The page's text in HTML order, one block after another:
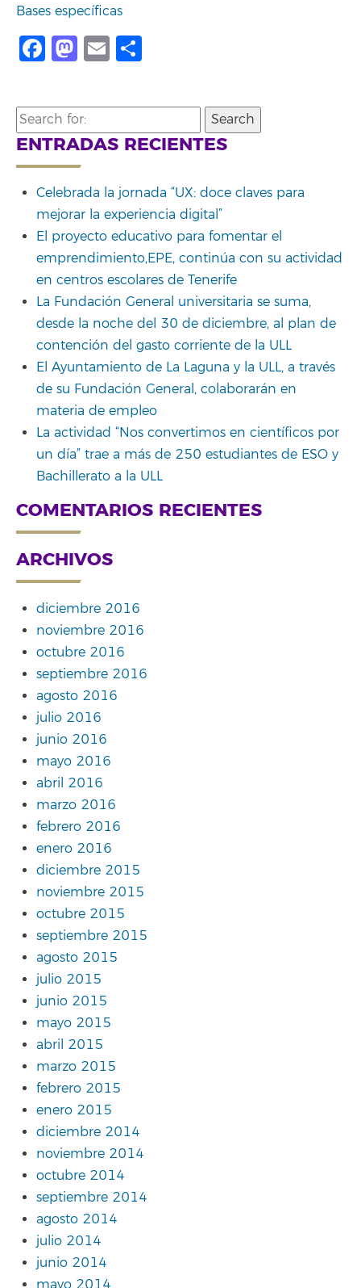
Bases específicas
Facebook
Mastodon
Email
Search
for:
ENTRADAS RECIENTES
Celebrada la jornada “UX: doce claves para
mejorar la experiencia digital”
El proyecto educativo para fomentar el
emprendimiento,EPE, continúa con su actividad
en centros escolares de Tenerife
La Fundación General universitaria se suma,
desde la noche del 30 de diciembre, al plan de
contención del gasto corriente de la ULL
El Ayuntamiento de La Laguna y la ULL, a través
de su Fundación General, colaborarán en
materia de empleo
La actividad “Nos convertimos en científicos por
un día” trae a más de 250 estudiantes de ESO y
Bachillerato a la ULL
COMENTARIOS RECIENTES
ARCHIVOS
diciembre 2016
noviembre 2016
octubre 2016
septiembre 2016
agosto 2016
julio 2016
junio 2016
mayo 2016
abril 2016
marzo 2016
febrero 2016
enero 2016
diciembre 2015
noviembre 2015
octubre 2015
septiembre 2015
agosto 2015
julio 2015
junio 2015
mayo 2015
abril 2015
marzo 2015
febrero 2015
enero 2015
diciembre 2014
noviembre 2014
octubre 2014
septiembre 2014
agosto 2014
julio 2014
junio 2014
mayo 2014